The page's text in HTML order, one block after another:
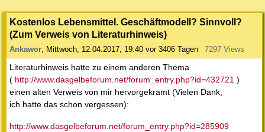
Kostenlos Lebensmittel. Geschäftmodell? Sinnvoll?
(Zum Verweis von Literaturhinweis)
Ankawor, Mittwoch, 12.04.2017, 19:40 vor 3406 Tagen 7297 Views
Literaturhinweis hatte zu einem anderen Thema
( http://www.dasgelbeforum.net/forum_entry.php?id=432721 )
einen alten Verweis von mir hervorgekramt (Vielen Dank,
ich hatte das schon vergessen):
http://www.dasgelbeforum.net/forum_entry.php?id=285909